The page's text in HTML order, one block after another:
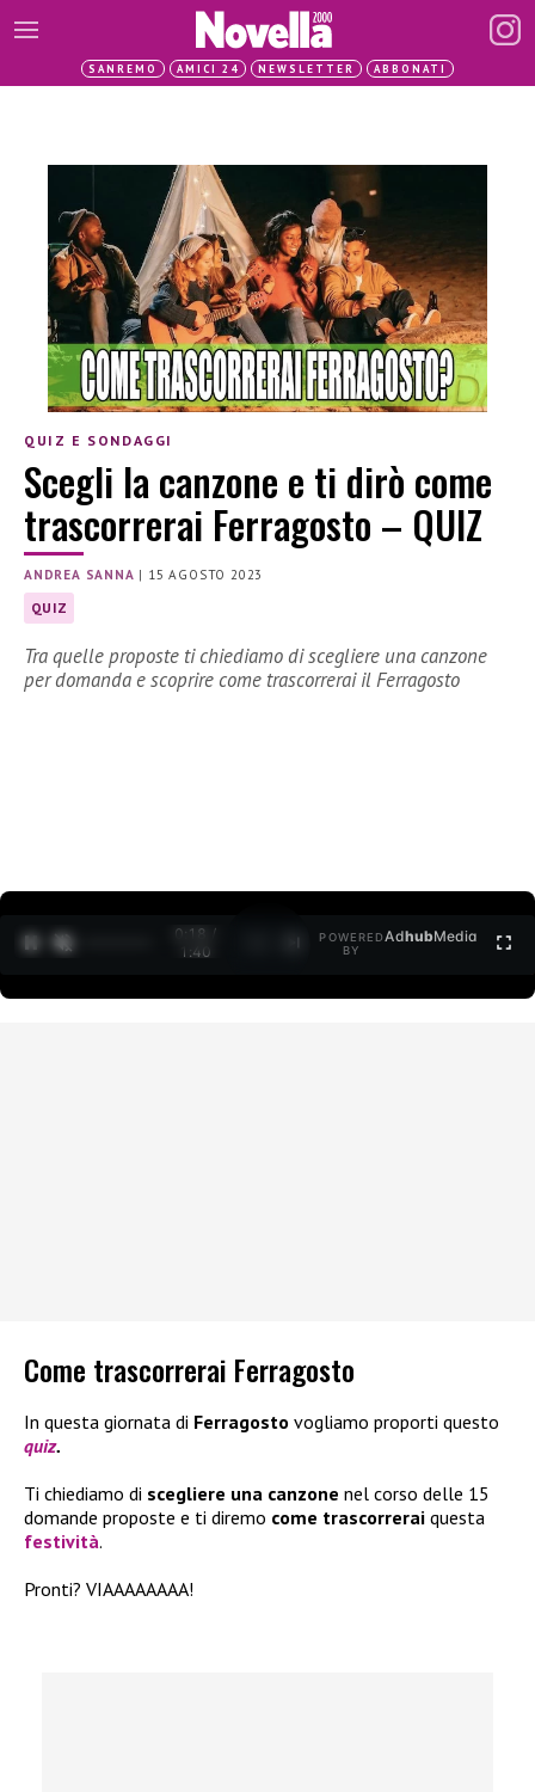
SANREMO AMICI 24 NEWSLETTER ABBONATI
QUIZ E SONDAGGI
Scegli la canzone e ti dirò come
trascorrerai Ferragosto – QUIZ
ANDREA SANNA | 15 AGOSTO 2023
QUIZ
Tra quelle proposte ti chiediamo di scegliere una canzone
per domanda e scoprire come trascorrerai il Ferragosto
0:18 /
1:40
POWERED
BY
AdhubMedia
Come trascorrerai Ferragosto
In questa giornata di Ferragosto vogliamo proporti questo
quiz.
Ti chiediamo di scegliere una canzone nel corso delle 15
domande proposte e ti diremo come trascorrerai questa
festività.
Pronti? VIAAAAAAAA!